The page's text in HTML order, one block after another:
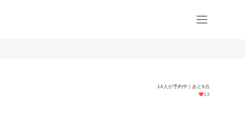
14人が予約中 | あと6点
13